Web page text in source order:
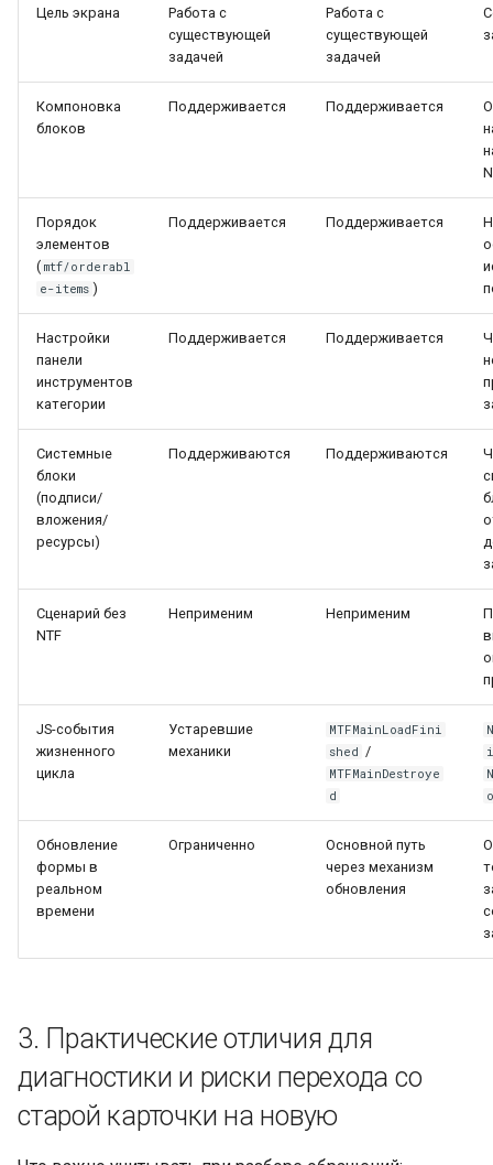
Lua в смарт-скриптах
Python в смарт-скриптах
Провайдер CalDAV
Паттерны и примеры
FAQ — CalDAV
синхронизации
Календарь — решение
проблем
Ресурсы — настройка
Ресурсы и планировщик
Социальная сеть
Цель экрана
Работа с
существующей
задачей
Работа с
существующей
задачей
Компоновка
блоков
Поддерживается Поддерживается
Порядок
элементов
( mtf/orderabl
e-items )
Поддерживается Поддерживается
Настройки
панели
инструментов
категории
Поддерживается Поддерживается
Системные
блоки
(подписи/
вложения/
ресурсы)
Поддерживаются Поддерживаются
Сценарий без
NTF
Неприменим Неприменим
JS-события
жизненного
цикла
Устаревшие
механики
MTFMainLoadFini
shed /
MTFMainDestroye
d
Обновление
формы в
реальном
времени
Ограниченно
Основной путь
через механизм
обновления
3. Практические отличия для
диагностики и риски перехода со
старой карточки на новую